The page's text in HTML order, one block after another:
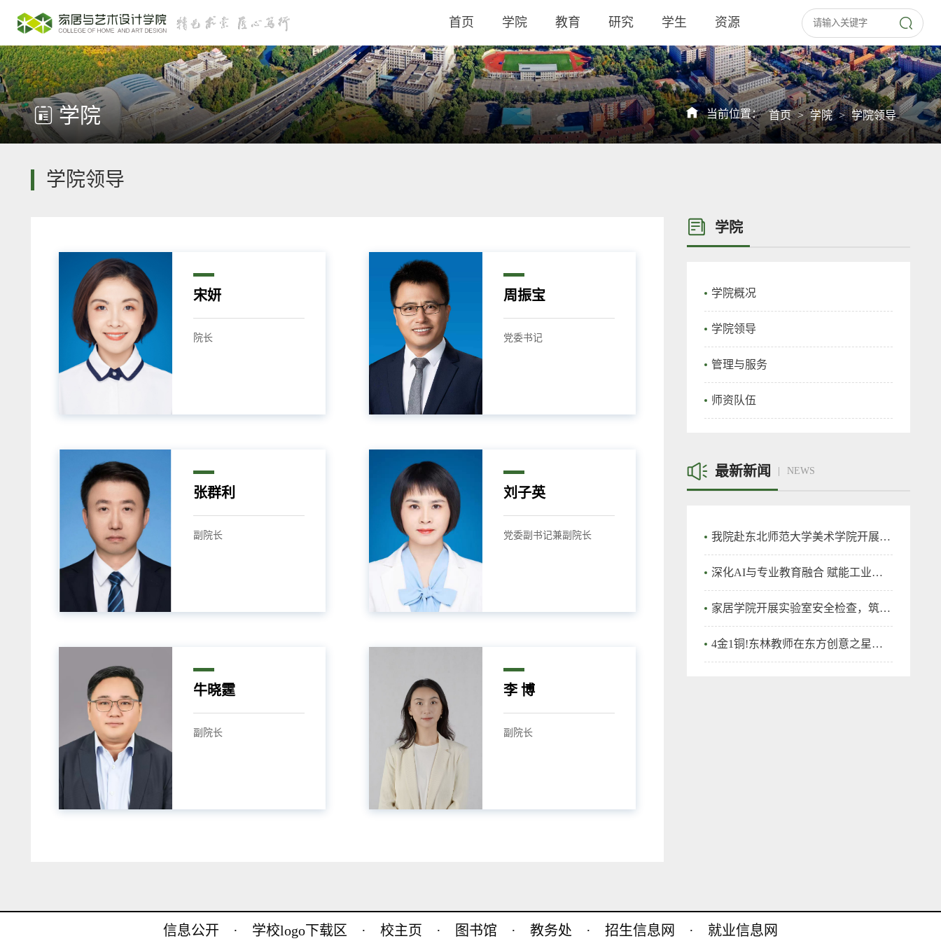
首页 学院 教育 研究 学生 资源
学院 当前位置： 首页 > 学院 > 学院领导
学院领导
宋妍
​院长
周振宝
党委书记
张群利
副院长
刘子英
党委副书记兼副院长
牛晓霆
副院长
李 博
副院长
学院
学院概况
学院领导
管理与服务
师资队伍
最新新闻 NEWS
我院赴东北师范大学美术学院开展专题调研
深化AI与专业教育融合 赋能工业设计人才培养 ——家居与艺术设计学院工业设计专业召开专题研讨会
家居学院开展实验室安全检查，筑牢实验室安全防线
4金1铜!东林教师在东方创意之星教师教学创新大赛再创佳绩！
信息公开 · 学校logo下载区 · 校主页 · 图书馆 · 教务处 · 招生信息网 · 就业信息网